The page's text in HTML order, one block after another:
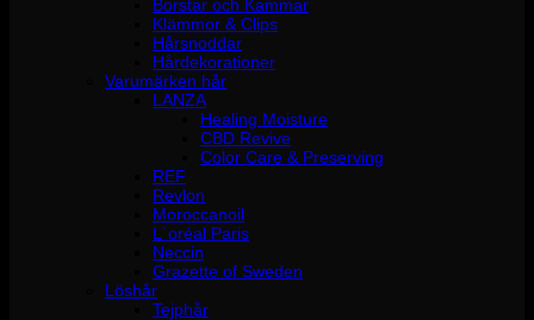
Borstar och Kammar
Klämmor & Clips
Hårsnoddar
Hårdekorationer
Varumärken hår
LANZA
Healing Moisture
CBD Revive
Color Care & Preserving
REF
Revlon
Moroccanoil
L´oréal Paris
Neccin
Grazette of Sweden
Löshår
Tejphår